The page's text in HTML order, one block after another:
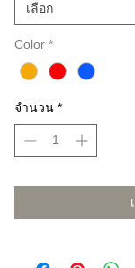
เลือก
Color *
จำนวน *